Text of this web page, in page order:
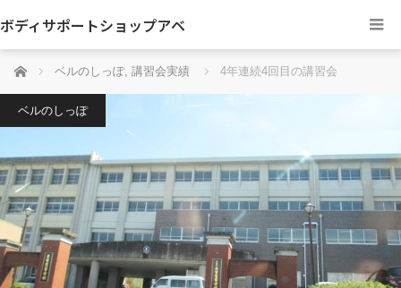
ボディサポートショップアベ
ホーム ベルのしっぽ, 講習会実績 4年連続4回目の講習会
ベルのしっぽ